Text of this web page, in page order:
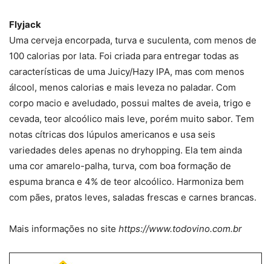
Flyjack
Uma cerveja encorpada, turva e suculenta, com menos de
100 calorias por lata. Foi criada para entregar todas as
características de uma Juicy/Hazy IPA, mas com menos
álcool, menos calorias e mais leveza no paladar. Com
corpo macio e aveludado, possui maltes de aveia, trigo e
cevada, teor alcoólico mais leve, porém muito sabor. Tem
notas cítricas dos lúpulos americanos e usa seis
variedades deles apenas no dryhopping. Ela tem ainda
uma cor amarelo-palha, turva, com boa formação de
espuma branca e 4% de teor alcoólico. Harmoniza bem
com pães, pratos leves, saladas frescas e carnes brancas.
Mais informações no site https://www.todovino.com.br